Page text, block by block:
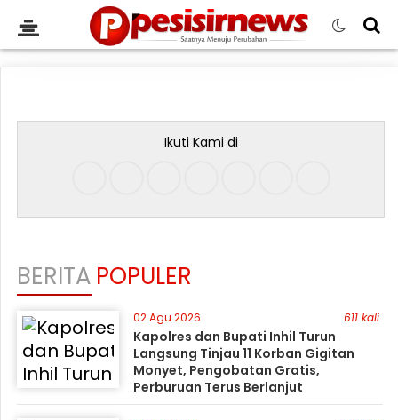
Ikuti Kami di
BERITA POPULER
02 Agu 2026 611 kali
Kapolres dan Bupati Inhil Turun
Langsung Tinjau 11 Korban Gigitan
Monyet, Pengobatan Gratis,
Perburuan Terus Berlanjut